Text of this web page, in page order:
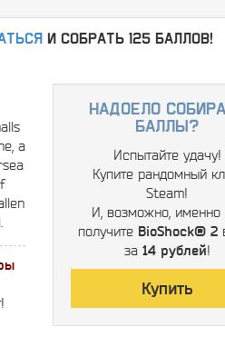
и собрать 125 баллов!
a
надоело
баллы?
Испытайте удачу!
Купите рандомный
Steam!
И, возможно,
получите BioShock® 2
за 14 рублей!
Купить